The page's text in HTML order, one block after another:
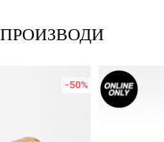
-50%